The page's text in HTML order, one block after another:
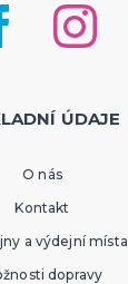
ÚDAJE
O nás
Kontakt
a výdejní místa
dopravy